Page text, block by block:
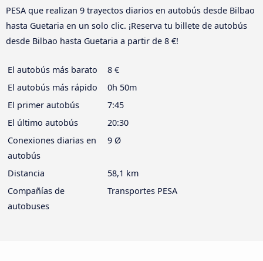
PESA que realizan 9 trayectos diarios en autobús desde Bilbao
hasta Guetaria en un solo clic. ¡Reserva tu billete de autobús
desde Bilbao hasta Guetaria a partir de 8 €!
El autobús más barato
8 €
El autobús más rápido
0h 50m
El primer autobús
7:45
El último autobús
20:30
Conexiones diarias en
autobús
9 Ø
Distancia
58,1 km
Compañías de
autobuses
Transportes PESA